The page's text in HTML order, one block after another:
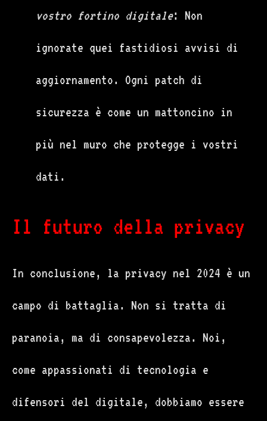
vostro fortino digitale: Non
ignorate quei fastidiosi avvisi di
aggiornamento. Ogni patch di
sicurezza è come un mattoncino in
più nel muro che protegge i vostri
dati.
Il futuro della privacy
In conclusione, la privacy nel 2024 è un
campo di battaglia. Non si tratta di
paranoia, ma di consapevolezza. Noi,
come appassionati di tecnologia e
difensori del digitale, dobbiamo essere